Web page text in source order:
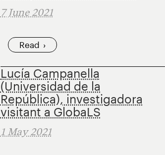
7 June 2021
Read
Lucía Campanella
(Universidad de la
República), investigadora
visitant a GlobaLS
1 May 2021